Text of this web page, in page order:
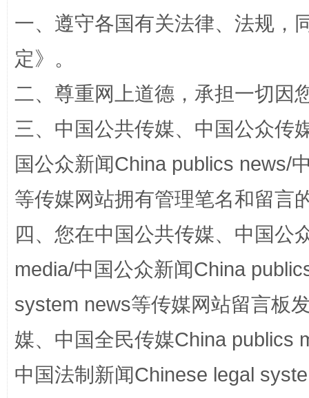
完善运行机制助力责任有效落实 一纸欠
一、遵守各国有关法律、法规，
定》。
二、尊重网上道德，承担一切因
三、中国公共传媒、中国公众传
国公众新闻China publics news/
等传媒网站拥有管理笔名和留言
四、您在中国公共传媒、中国公
media/中国公众新闻China
system news等传媒网站留言板
媒、中国全民传媒China publics
中国法制新闻Chinese legal